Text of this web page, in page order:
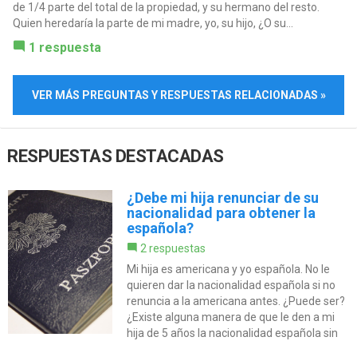
de 1/4 parte del total de la propiedad, y su hermano del resto.
Quien heredaría la parte de mi madre, yo, su hijo, ¿O su...
1 respuesta
VER MÁS PREGUNTAS Y RESPUESTAS RELACIONADAS »
RESPUESTAS DESTACADAS
¿Debe mi hija renunciar de su
nacionalidad para obtener la
española?
2 respuestas
Mi hija es americana y yo española. No le
quieren dar la nacionalidad española si no
renuncia a la americana antes. ¿Puede ser?
¿Existe alguna manera de que le den a mi
hija de 5 años la nacionalidad española sin